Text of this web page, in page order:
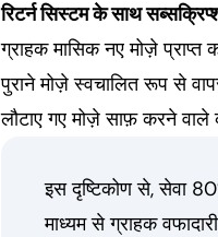
रिटर्न सिस्टम के साथ
ग्राहक मासिक नए मोज़े प्राप्त
पुराने मोज़े स्वचालित रूप से
लौटाए गए मोज़े साफ़ करने
इस दृष्टिकोण से, सेवा
माध्यम से ग्राहक